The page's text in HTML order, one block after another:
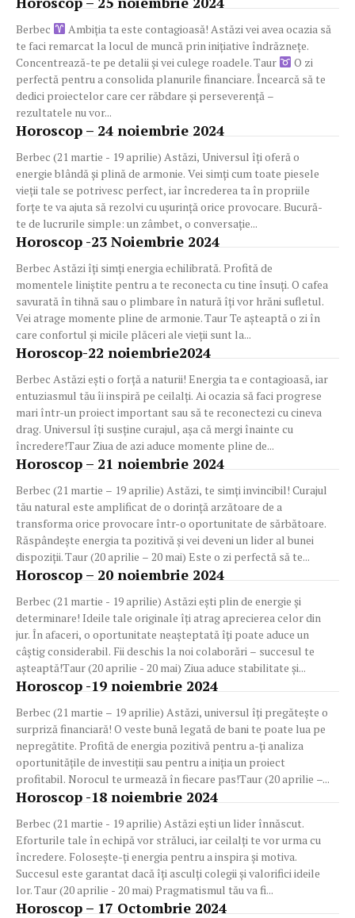
Berbec
Ambiția ta este contagioasă! Astăzi vei avea ocazia să
te faci remarcat la locul de muncă prin inițiative îndrăznețe.
Concentrează-te pe detalii și vei culege roadele. Taur
O zi
perfectă pentru a consolida planurile financiare. Încearcă să te
dedici proiectelor care cer răbdare și perseverență –
rezultatele nu vor...
Horoscop – 24 noiembrie 2024
Berbec (21 martie - 19 aprilie) Astăzi, Universul îți oferă o
energie blândă și plină de armonie. Vei simți cum toate piesele
vieții tale se potrivesc perfect, iar încrederea ta în propriile
forțe te va ajuta să rezolvi cu ușurință orice provocare. Bucură-
te de lucrurile simple: un zâmbet, o conversație...
Horoscop -23 Noiembrie 2024
Berbec Astăzi îți simți energia echilibrată. Profită de
momentele liniștite pentru a te reconecta cu tine însuți. O cafea
savurată în tihnă sau o plimbare în natură îți vor hrăni sufletul.
Vei atrage momente pline de armonie. Taur Te așteaptă o zi în
care confortul și micile plăceri ale vieții sunt la...
Horoscop-22 noiembrie2024
Berbec Astăzi ești o forță a naturii! Energia ta e contagioasă, iar
entuziasmul tău îi inspiră pe ceilalți. Ai ocazia să faci progrese
mari într-un proiect important sau să te reconectezi cu cineva
drag. Universul îți susține curajul, așa că mergi înainte cu
încredere!Taur Ziua de azi aduce momente pline de...
Horoscop – 21 noiembrie 2024
Berbec (21 martie – 19 aprilie) Astăzi, te simți invincibil! Curajul
tău natural este amplificat de o dorință arzătoare de a
transforma orice provocare într-o oportunitate de sărbătoare.
Răspândește energia ta pozitivă și vei deveni un lider al bunei
dispoziții. Taur (20 aprilie – 20 mai) Este o zi perfectă să te...
Horoscop – 20 noiembrie 2024
Berbec (21 martie - 19 aprilie) Astăzi ești plin de energie și
determinare! Ideile tale originale îți atrag aprecierea celor din
jur. În afaceri, o oportunitate neașteptată îți poate aduce un
câștig considerabil. Fii deschis la noi colaborări – succesul te
așteaptă!Taur (20 aprilie - 20 mai) Ziua aduce stabilitate și...
Horoscop -19 noiembrie 2024
Berbec (21 martie – 19 aprilie) Astăzi, universul îți pregătește o
surpriză financiară! O veste bună legată de bani te poate lua pe
nepregătite. Profită de energia pozitivă pentru a-ți analiza
oportunitățile de investiții sau pentru a iniția un proiect
profitabil. Norocul te urmează în fiecare pas!Taur (20 aprilie –...
Horoscop -18 noiembrie 2024
Berbec (21 martie - 19 aprilie) Astăzi ești un lider înnăscut.
Eforturile tale în echipă vor străluci, iar ceilalți te vor urma cu
încredere. Folosește-ți energia pentru a inspira și motiva.
Succesul este garantat dacă îți asculți colegii și valorifici ideile
lor. Taur (20 aprilie - 20 mai) Pragmatismul tău va fi...
Horoscop – 17 Octombrie 2024